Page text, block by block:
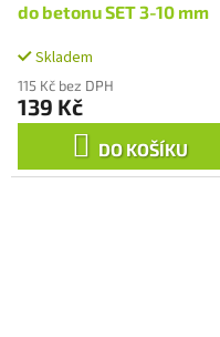
do betonu SET 3-10 mm
Skladem
115 Kč bez DPH
139 Kč
DO KOŠÍKU